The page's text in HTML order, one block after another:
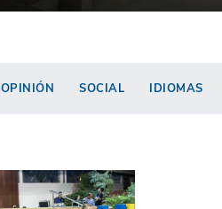
OPINIÓN SOCIAL IDIOMAS